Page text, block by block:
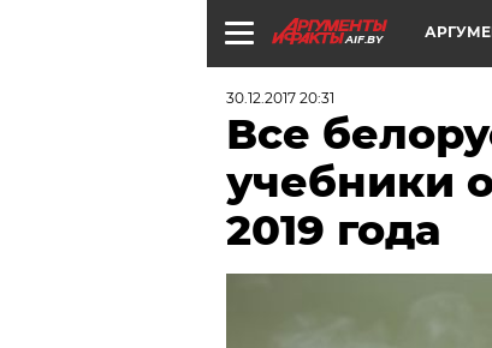
AIF.BY
30.12.2017 20:31
Все
учебники
2019 года